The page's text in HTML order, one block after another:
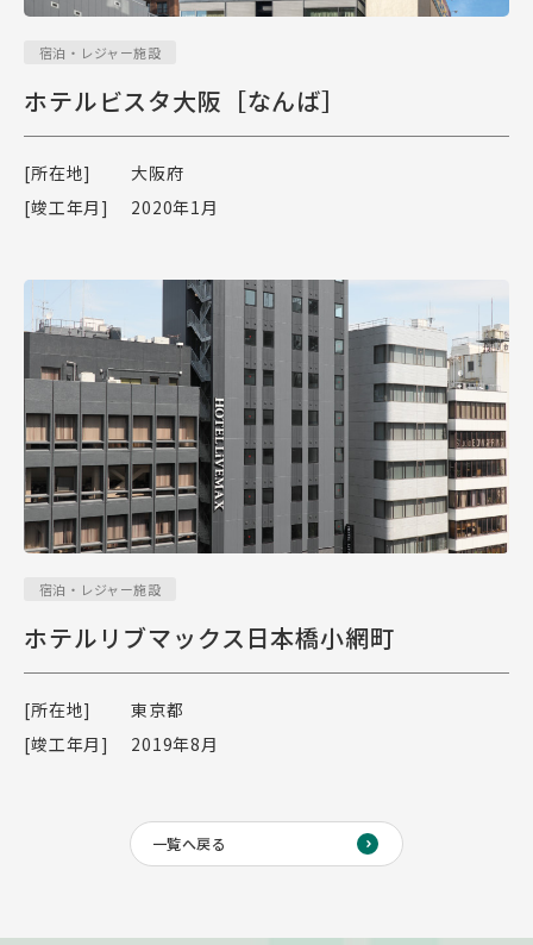
宿泊・レジャー施設
ホテルビスタ大阪［なんば］
[所在地]
大阪府
[竣工年月]
2020年1月
宿泊・レジャー施設
ホテルリブマックス日本橋小網町
[所在地]
東京都
[竣工年月]
2019年8月
一覧へ戻る